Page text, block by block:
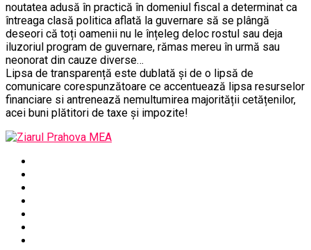
noutatea adusă în practică în domeniul fiscal a determinat ca
întreaga clasă politica aflată la guvernare să se plângă
deseori că toți oamenii nu le înțeleg deloc rostul sau deja
iluzoriul program de guvernare, rămas mereu în urmă sau
neonorat din cauze diverse…
Lipsa de transparență este dublată și de o lipsă de
comunicare corespunzătoare ce accentuează lipsa resurselor
financiare si antrenează nemultumirea majorității cetățenilor,
acei buni plătitori de taxe și impozite!